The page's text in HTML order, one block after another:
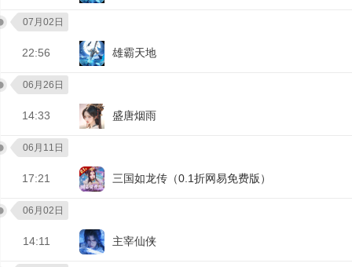
07月02日
22:56 雄霸天地
06月26日
14:33 盛唐烟雨
06月11日
17:21 三国如龙传（0.1折网易免费版）
06月02日
14:11 主宰仙侠